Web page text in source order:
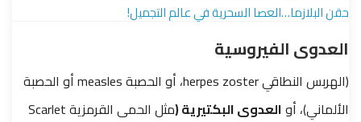
حقن البلازما…العصا السحرية في عالم التجميل!
العدوى الفيروسية
(الهربس النطاقي herpes zoster، أو الحصبة measles أو الحصبة
الألماني)، أوالعدوى البكتيرية (مثل الحمى القرمزيةScarlet